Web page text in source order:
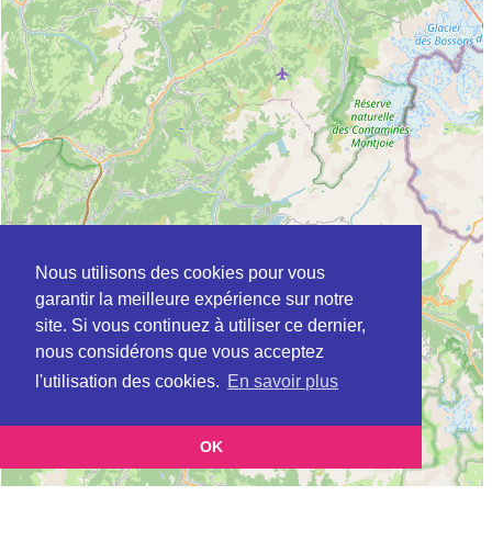
Nous utilisons des cookies pour vous
garantir la meilleure expérience sur notre
site. Si vous continuez à utiliser ce dernier,
nous considérons que vous acceptez
l'utilisation des cookies. En savoir plus
OK